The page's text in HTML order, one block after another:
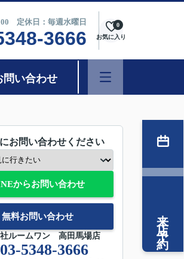
00 定休日：毎週水曜日
3666 お気に入り
0
問い合わせ
お問い合わせください
からお問い合わせ
無料お問い合わせ
ルームワン 高田馬場店
03-5348-3666
来店予約